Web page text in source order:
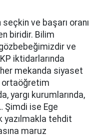
ve başarı oranı
biridir. Bilim
ve
iktidarlarında
mekanda siyaset
ortaöğretim
yargı kurumlarında,
Şimdi ise Ege
yazılmakla tehdit
maruz